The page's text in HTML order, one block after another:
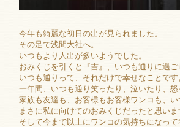
今年も綺麗な初日の出が見られました。
その足で浅間大社へ。
いつもより人出が多いようでした。
おみくじを引くと『吉』、いつも通りに過
いつも通りって、それだけで幸せなことです
一年間、いつも通り笑ったり、泣いたり、
家族も友達も、お客様もお客様ワンコも、
まさに私に向けてのおみくじだったと思いま
そして今まで以上にワンコの気持ちになっ